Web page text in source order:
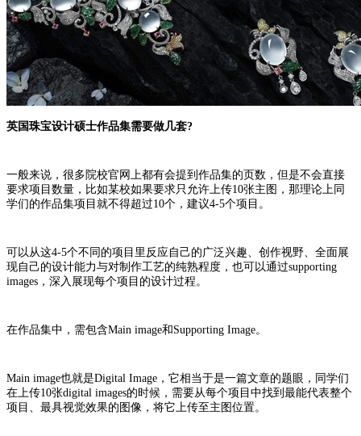
英国珠宝设计硕士作品集需要做几套?
一般来说，很多院校官网上都有会提到作品集的页数，但是不会直接
要求项目数量，比如某校如果要求只允许上传10张主图，那理论上同
学们的作品集项目就不得超过10个，建议4-5个项目。
可以从这4-5个不同的项目里反应自己的广泛兴趣、创作视野、全面展
现自己的设计能力与对制作工艺的纯熟程度，也可以通过supporting
images，深入展现每个项目的设计过程。
在作品集中，需包含Main image和Supporting Image。
Main image也就是Digital Image，它相当于是一篇文章的题眼，同学们
在上传10张digital images的时候，需要从每个项目中找到最能代表整个
项目、最具视觉效果的图像，将它上传至主图位置。